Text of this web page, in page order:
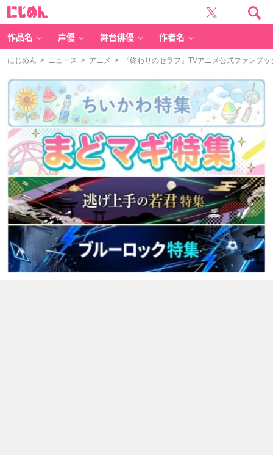
作品名 声優 舞台俳優 作者名
にじめん > ニュース > アニメ > 『終わりのセラフ』TVアニメ公式ファンブ